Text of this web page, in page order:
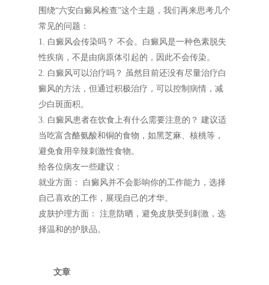
围绕“六安白癜风检查”这个主题，我们再来思考几个
常见的问题：
1. 白癜风会传染吗？ 不会。白癜风是一种色素脱失
性疾病，不是由病原体引起的，因此不会传染。
2. 白癜风可以治疗吗？ 虽然目前还没有尽量治疗白
癜风的方法，但通过积极治疗，可以控制病情，减
少白斑面积。
3. 白癜风患者在饮食上有什么需要注意的？ 建议适
当吃富含酪氨酸和铜的食物，如黑芝麻、核桃等，
避免食用辛辣刺激性食物。
给各位病友一些建议：
就业方面： 白癜风并不会影响你的工作能力，选择
自己喜欢的工作，展现自己的才华。
皮肤护理方面： 注意防晒，避免皮肤受到刺激，选
择温和的护肤品。
文章